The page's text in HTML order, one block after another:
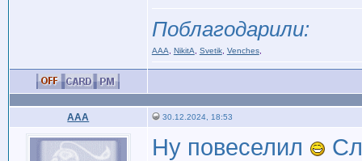
Поблагодарили:
AAA NikitA Svetik, Venches,
AAA 30.12.2024, 18:53
Ну повеселил